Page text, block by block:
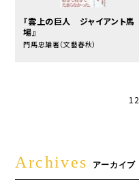
『雲上の巨人 ジャイアント馬
場』
門馬忠雄著（文藝春秋）
1 2
Archives アーカイブ